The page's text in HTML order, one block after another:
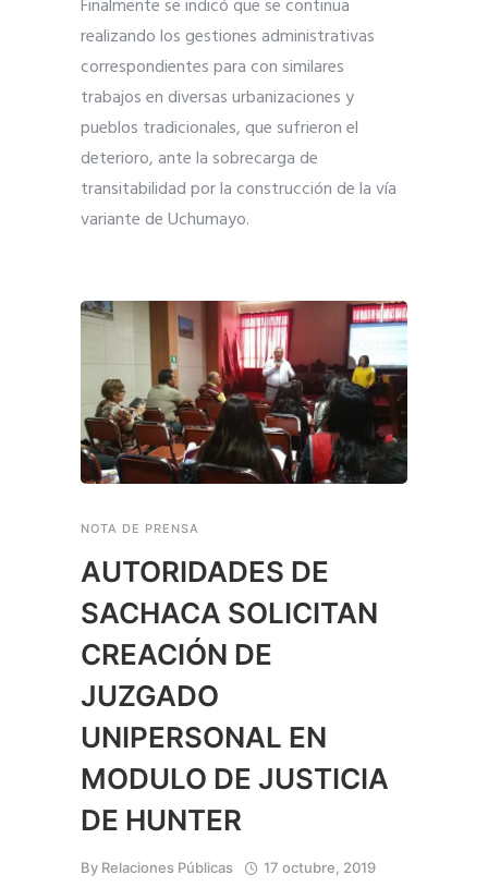
Finalmente se indicó que se continua
realizando los gestiones administrativas
correspondientes para con similares
trabajos en diversas urbanizaciones y
pueblos tradicionales, que sufrieron el
deterioro, ante la sobrecarga de
transitabilidad por la construcción de la vía
variante de Uchumayo.
NOTA DE PRENSA
AUTORIDADES DE
SACHACA SOLICITAN
CREACIÓN DE
JUZGADO
UNIPERSONAL EN
MODULO DE JUSTICIA
DE HUNTER
By Relaciones Públicas 17 octubre, 2019